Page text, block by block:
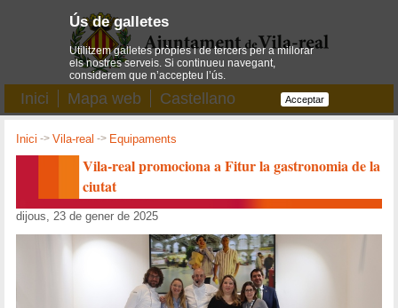
Inici Mapa web Castellano
Inici ->Vila-real -> Equipaments
Vila-real promociona a Fitur la gastronomia de la
ciutat
dijous, 23 de gener de 2025
Ús de galletes
Utilitzem galletes pròpies i de tercers per a millorar
els nostres serveis. Si continueu navegant,
considerem que n’accepteu l’ús.
Acceptar